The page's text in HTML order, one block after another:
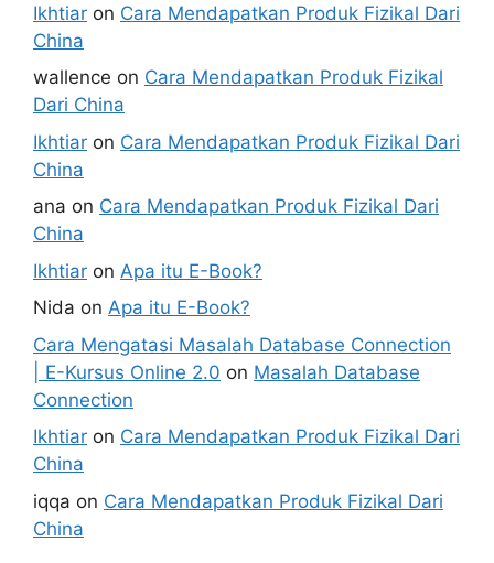
Ikhtiar on Cara Mendapatkan Produk Fizikal Dari
China
wallence on Cara Mendapatkan Produk Fizikal
Dari China
Ikhtiar on Cara Mendapatkan Produk Fizikal Dari
China
ana on Cara Mendapatkan Produk Fizikal Dari
China
Ikhtiar on Apa itu E-Book?
Nida on Apa itu E-Book?
Cara Mengatasi Masalah Database Connection
| E-Kursus Online 2.0 on Masalah Database
Connection
Ikhtiar on Cara Mendapatkan Produk Fizikal Dari
China
iqqa on Cara Mendapatkan Produk Fizikal Dari
China